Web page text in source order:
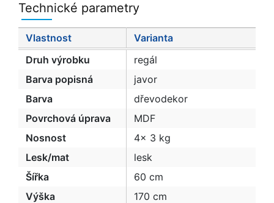
Technické parametry
Vlastnost
Varianta
Druh výrobku
regál
Barva popisná
javor
Barva
dřevodekor
Povrchová úprava
MDF
Nosnost
4x 3 kg
Lesk/mat
lesk
Šířka
60 cm
Výška
170 cm